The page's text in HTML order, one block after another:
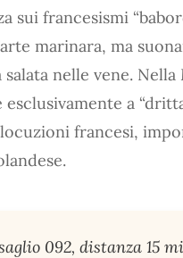
sui francesismi
marinara, ma
nelle vene.
a
francesi,
092, distanza 15